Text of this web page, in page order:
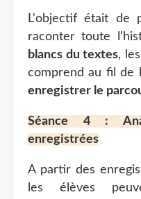
L'objectif était de
raconter toute
blancs du textes,
comprend au fil de
enregistrer le
Séance 4 :
enregistrées
A partir des
les élèves